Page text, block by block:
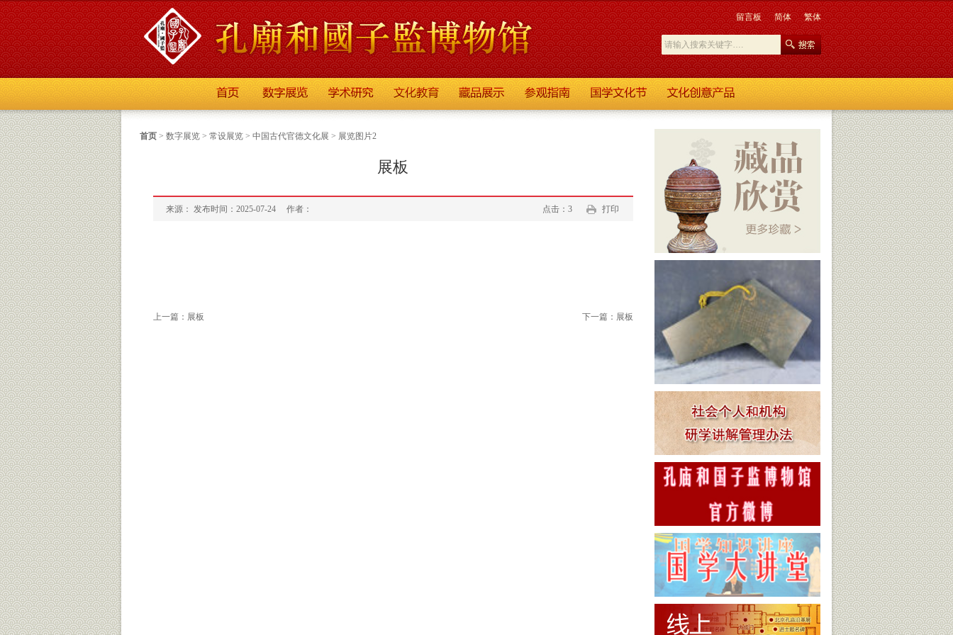
留言板 简体 繁体
首页 > 数字展览 > 常设展览 > 中国古代官德文化展 > 展览图片2
展板
来源： 发布时间：2025-07-24 作者： 打印
点击：3
上一篇： 展板 下一篇： 展板